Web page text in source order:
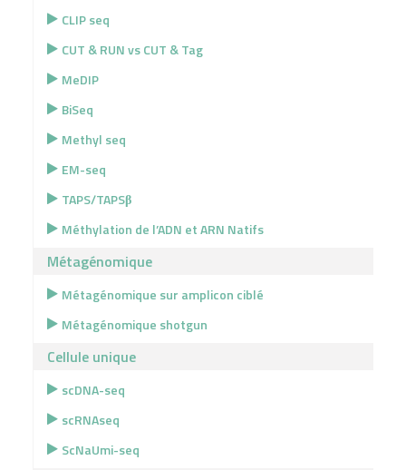
CLIP seq
CUT & RUN vs CUT & Tag
MeDIP
BiSeq
Methyl seq
EM-seq
TAPS/TAPSβ
Méthylation de l’ADN et ARN Natifs
Métagénomique
Métagénomique sur amplicon ciblé
Métagénomique shotgun
Cellule unique
scDNA-seq
scRNAseq
ScNaUmi-seq